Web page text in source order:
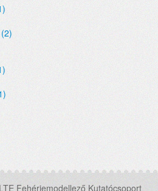
Fehérjemodellező Kutatócsoport